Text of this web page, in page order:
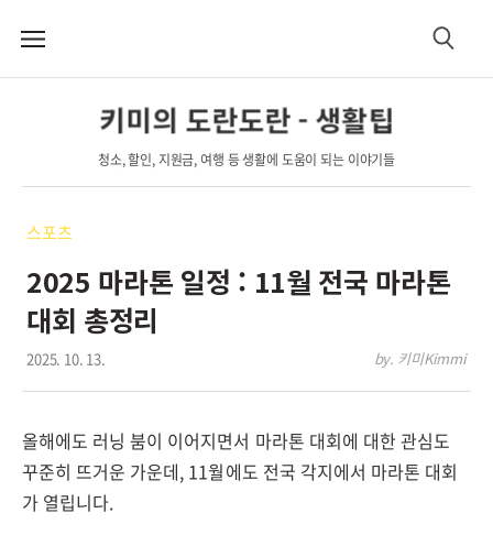
메
검
키미의 도란도란 - 생활팁
청소, 할인, 지원금, 여행 등 생활에 도움이 되는 이야기들
스포츠
2025 마라톤 일정 : 11월 전국 마라톤
대회 총정리
2025. 10. 13. by. 키미Kimmi
올해에도 러닝 붐이 이어지면서 마라톤 대회에 대한 관심도
꾸준히 뜨거운 가운데, 11월에도 전국 각지에서 마라톤 대회
가 열립니다.